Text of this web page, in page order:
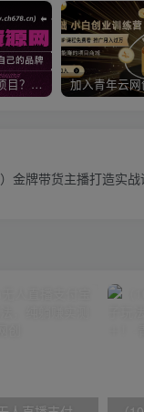
你还在到处找项目？还在当韭菜？我靠卖项目一个月收入5万+，曾经我也是个失败者。
）金牌带货主播打造实